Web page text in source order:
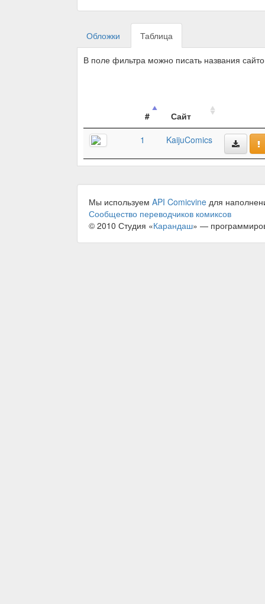
Обложки Таблица
В поле фильтра можно писать названия
#
Сайт
1
KaijuComics
Мы используем API Comicvine для
Сообщество переводчиков комиксов
© 2010 Студия «Карандаш» —